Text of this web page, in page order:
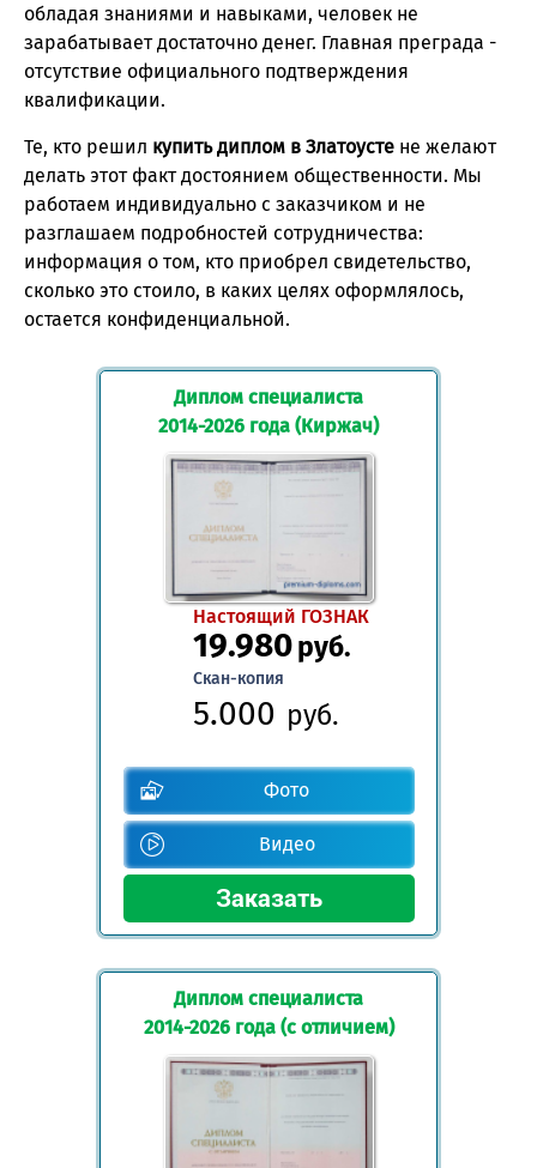
обладая знаниями и навыками, человек не
зарабатывает достаточно денег. Главная преграда -
отсутствие официального подтверждения
квалификации.
Те, кто решил купить диплом в Златоусте не желают
делать этот факт достоянием общественности. Мы
работаем индивидуально с заказчиком и не
разглашаем подробностей сотрудничества:
информация о том, кто приобрел свидетельство,
сколько это стоило, в каких целях оформлялось,
остается конфиденциальной.
Диплом специалиста
2014-2026 года (Киржач)
Настоящий ГОЗНАК
19.980руб.
Скан-копия
5.000 руб.
Фото
Видео
Диплом специалиста
2014-2026 года (с отличием)